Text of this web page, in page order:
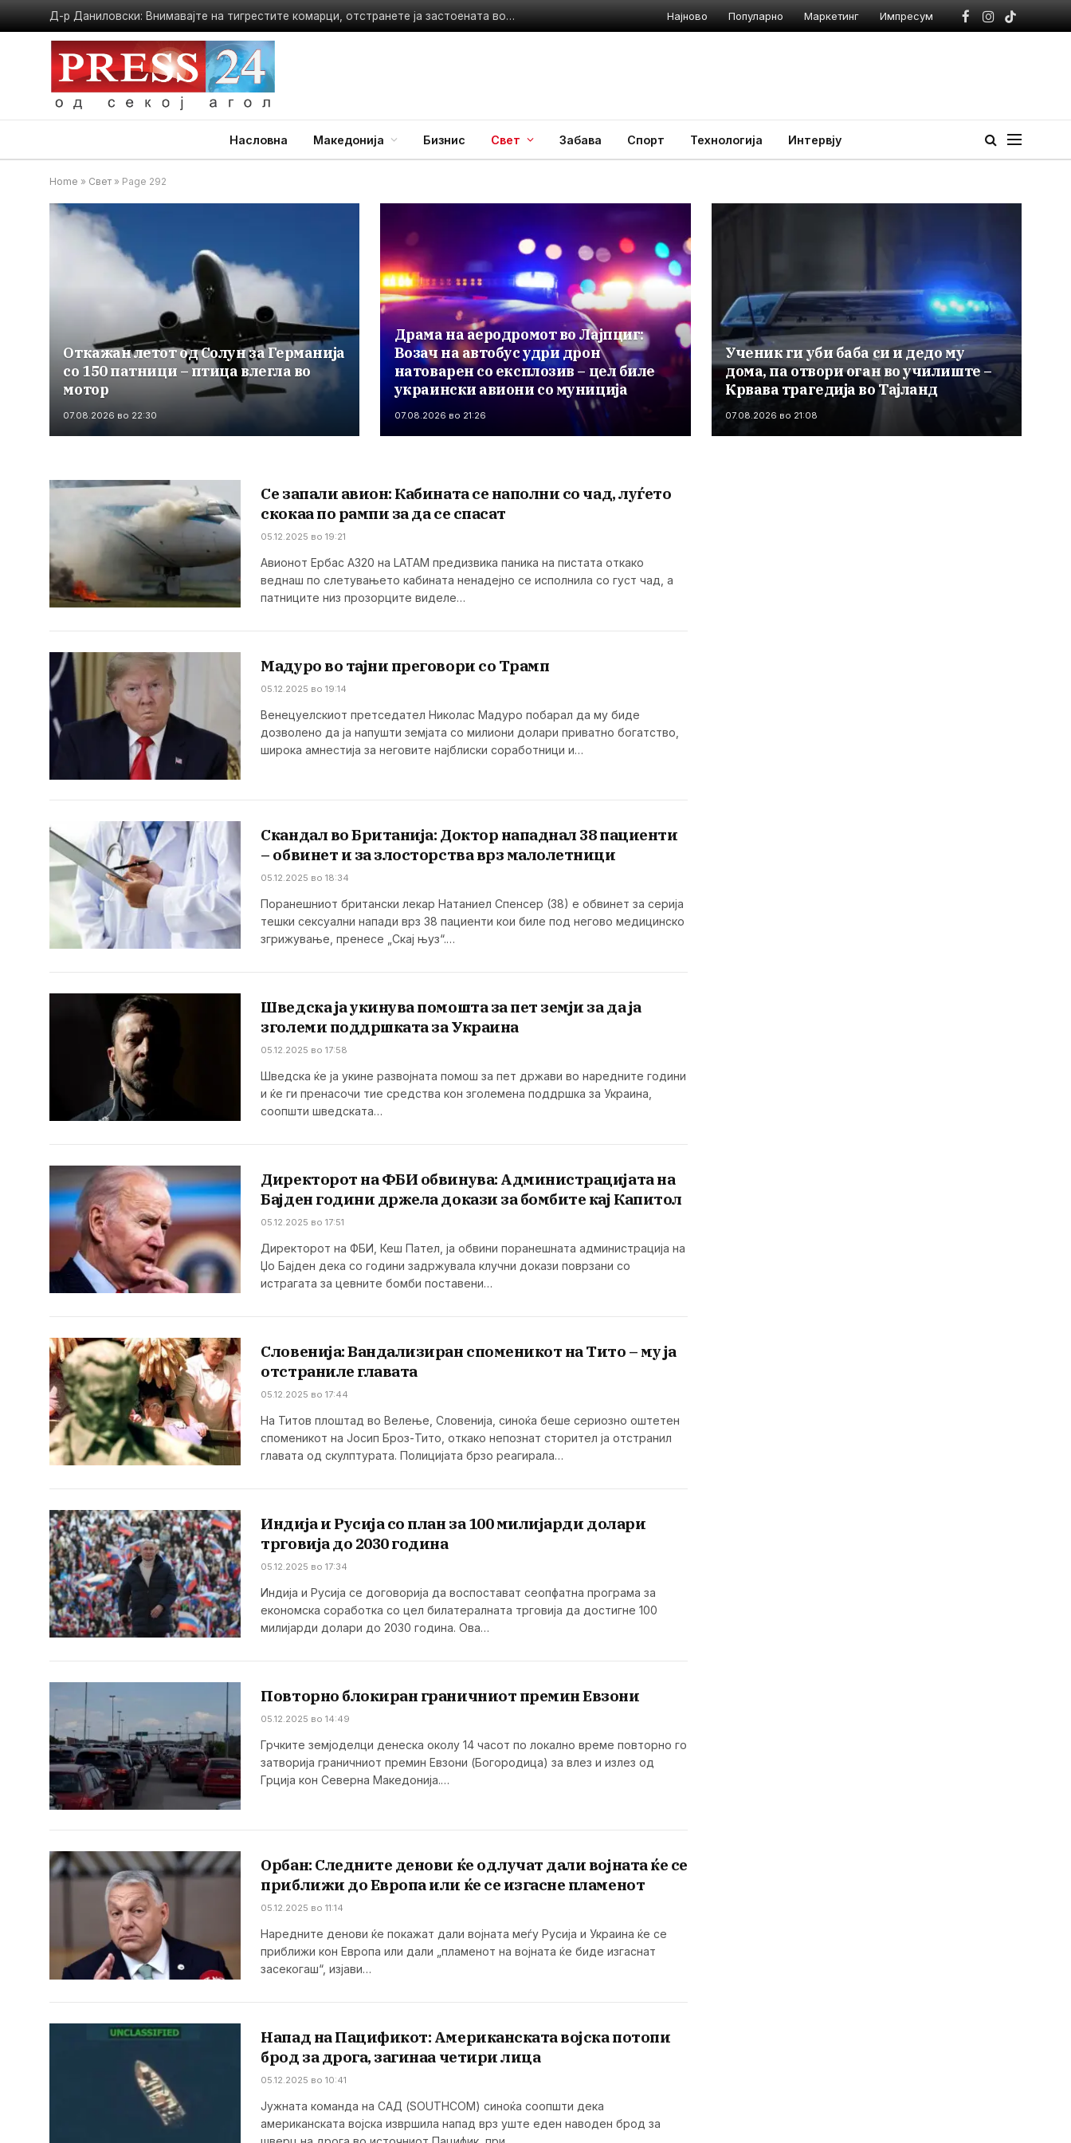
Д-р Даниловски: Внимавајте на тигрестите комарци, отстранете ја застоената вода околу домот Најново Популарно Маркетинг Импресум
Facebook
Instagram
TikTok
Насловна Македонија Бизнис Свет Забава Спорт Технологија Интервју
Home » Свет » Page 292
Откажан летот од Солун за Германија
со 150 патници – птица влегла во
мотор
07.08.2026 во 22:30
Драма на аеродромот во Лајпциг:
Возач на автобус удри дрон
натоварен со експлозив – цел биле
украински авиони со муниција
07.08.2026 во 21:26
Ученик ги уби баба си и дедо му
дома, па отвори оган во училиште –
Крвава трагедија во Тајланд
07.08.2026 во 21:08
Се запали авион: Кабината се наполни со чад, луѓето
скокаа по рампи за да се спасат
05.12.2025 во 19:21
Авионот Ербас А320 на LATAM предизвика паника на пистата откако
веднаш по слетувањето кабината ненадејно се исполнила со густ чад, а
патниците низ прозорците виделе…
Мадуро во тајни преговори со Трамп
05.12.2025 во 19:14
Венецуелскиот претседател Николас Мадуро побарал да му биде
дозволено да ја напушти земјата со милиони долари приватно богатство,
широка амнестија за неговите најблиски соработници и…
Скандал во Британија: Доктор нападнал 38 пациенти
– обвинет и за злосторства врз малолетници
05.12.2025 во 18:34
Поранешниот британски лекар Натаниел Спенсер (38) е обвинет за серија
тешки сексуални напади врз 38 пациенти кои биле под негово медицинско
згрижување, пренесе „Скај њуз“.…
Шведска ја укинува помошта за пет земји за да ја
зголеми поддршката за Украина
05.12.2025 во 17:58
Шведска ќе ја укине развојната помош за пет држави во наредните години
и ќе ги пренасочи тие средства кон зголемена поддршка за Украина,
соопшти шведската…
Директорот на ФБИ обвинува: Администрацијата на
Бајден години држела докази за бомбите кај Капитол
05.12.2025 во 17:51
Директорот на ФБИ, Кеш Пател, ја обвини поранешната администрација на
Џо Бајден дека со години задржувала клучни докази поврзани со
истрагата за цевните бомби поставени…
Словенија: Вандализиран споменикот на Тито – му ја
отстраниле главата
05.12.2025 во 17:44
На Титов плоштад во Велење, Словенија, синоќа беше сериозно оштетен
споменикот на Јосип Броз-Тито, откако непознат сторител ја отстранил
главата од скулптурата. Полицијата брзо реагирала…
Индија и Русија со план за 100 милијарди долари
трговија до 2030 година
05.12.2025 во 17:34
Индија и Русија се договорија да воспостават сеопфатна програма за
економска соработка со цел билатералната трговија да достигне 100
милијарди долари до 2030 година. Ова…
Повторно блокиран граничниот премин Евзони
05.12.2025 во 14:49
Грчките земјоделци денеска околу 14 часот по локално време повторно го
затворија граничниот премин Евзони (Богородица) за влез и излез од
Грција кон Северна Македонија.…
Орбан: Следните денови ќе одлучат дали војната ќе се
приближи до Европа или ќе се изгасне пламенот
05.12.2025 во 11:14
Наредните денови ќе покажат дали војната меѓу Русија и Украина ќе се
приближи кон Европа или дали „пламенот на војната ќе биде изгаснат
засекогаш“, изјави…
Напад на Пацификот: Американската војска потопи
брод за дрога, загинаа четири лица
05.12.2025 во 10:41
Јужната команда на САД (SOUTHCOM) синоќа соопшти дека
американската војска извршила напад врз уште еден наводен брод за